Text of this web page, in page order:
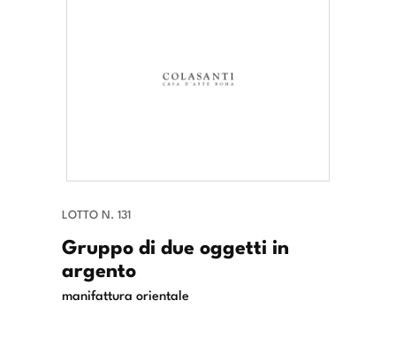
LOTTO N. 131
Gruppo di due oggetti in
argento
manifattura orientale